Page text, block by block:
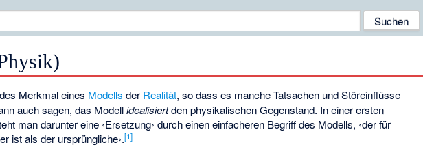
Merkmal eines Modells der Realität, so dass es manche Tatsachen und Störeinflüsse
auch sagen, das Modellidealisiertden physikalischen Gegenstand. In einer ersten
man darunter eine ‹Ersetzung› durch einen einfacheren Begriff des Modells, ‹der für
ist als der ursprüngliche›.[1]